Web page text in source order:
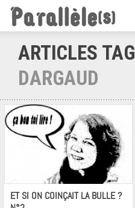
ARTICLES
DARGAUD
Krons
ET SI ON COINÇAIT LA BULLE ?